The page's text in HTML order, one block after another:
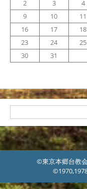
2
3 4
9
10 11
16
17 18
23
24 25
30
31
索
©東京本郷台教